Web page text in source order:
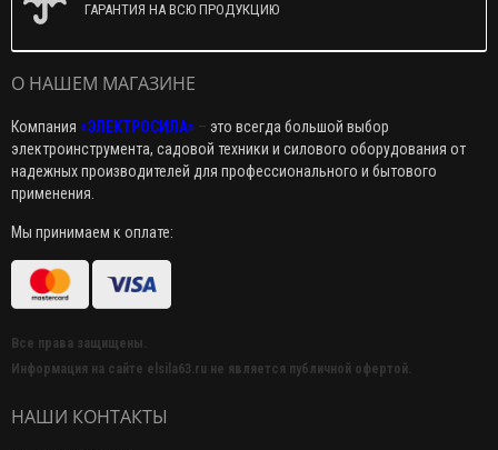
ГАРАНТИЯ НА ВСЮ ПРОДУКЦИЮ
О НАШЕМ МАГАЗИНЕ
Компания «ЭЛЕКТРОСИЛА» – это всегда большой выбор
электроинструмента, садовой техники и силового оборудования от
надежных производителей для профессионального и бытового
применения.
Мы принимаем к оплате:
Все права защищены.
Информация на сайте elsila63.ru не является публичной офертой.
НАШИ КОНТАКТЫ